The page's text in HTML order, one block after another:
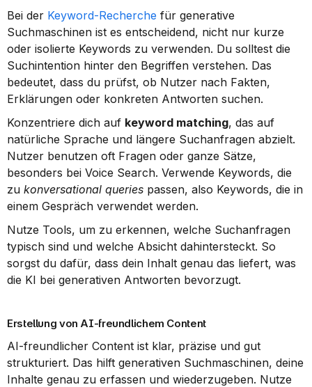
Bei der Keyword-Recherche für generative
Suchmaschinen ist es entscheidend, nicht nur kurze
oder isolierte Keywords zu verwenden. Du solltest die
Suchintention hinter den Begriffen verstehen. Das
bedeutet, dass du prüfst, ob Nutzer nach Fakten,
Erklärungen oder konkreten Antworten suchen.
Konzentriere dich auf keyword matching, das auf
natürliche Sprache und längere Suchanfragen abzielt.
Nutzer benutzen oft Fragen oder ganze Sätze,
besonders bei Voice Search. Verwende Keywords, die
zu konversational queries passen, also Keywords, die in
einem Gespräch verwendet werden.
Nutze Tools, um zu erkennen, welche Suchanfragen
typisch sind und welche Absicht dahintersteckt. So
sorgst du dafür, dass dein Inhalt genau das liefert, was
die KI bei generativen Antworten bevorzugt.
Erstellung von AI-freundlichem Content
AI-freundlicher Content ist klar, präzise und gut
strukturiert. Das hilft generativen Suchmaschinen, deine
Inhalte genau zu erfassen und wiederzugeben. Nutze